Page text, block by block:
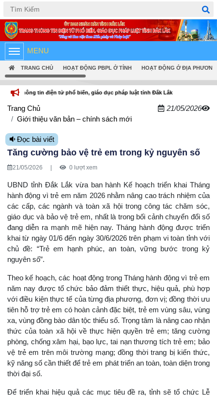
Tiếng Việt English
MENU
TRANG CHỦ HOẠT ĐỘNG PBPL Ở TỈNH HOẠT ĐỘNG Ở ĐỊA PHƯƠNG
điện tử phổ biến, giáo dục pháp luật tỉnh Đắk Lắk
Trang Chủ
Giới thiệu văn bản – chính sách mới
21/05/2026
Đọc bài viết
Tăng cường bảo vệ trẻ em trong kỷ nguyên số
21/05/2026 0 lượt xem
UBND tỉnh Đắk Lắk vừa ban hành Kế hoạch triển khai Tháng
hành động vì trẻ em năm 2026 nhằm nâng cao trách nhiệm của
các cấp, các ngành và toàn xã hội trong công tác chăm sóc,
giáo dục và bảo vệ trẻ em, nhất là trong bối cảnh chuyển đổi số
đang diễn ra mạnh mẽ hiện nay. Tháng hành động được triển
khai từ ngày 01/6 đến ngày 30/6/2026 trên phạm vi toàn tỉnh với
chủ đề: “Trẻ em hạnh phúc, an toàn, vững bước trong kỷ
nguyên số”.
Theo kế hoạch, các hoạt động trong Tháng hành động vì trẻ em
năm nay được tổ chức bảo đảm thiết thực, hiệu quả, phù hợp
với điều kiện thực tế của từng địa phương, đơn vị; đồng thời ưu
tiên hỗ trợ trẻ em có hoàn cảnh đặc biệt, trẻ em vùng sâu, vùng
xa, vùng đồng bào dân tộc thiểu số. Trọng tâm là nâng cao nhận
thức của toàn xã hội về thực hiện quyền trẻ em; tăng cường
phòng, chống xâm hại, bạo lực, tai nạn thương tích trẻ em; bảo
vệ trẻ em trên môi trường mạng; đồng thời trang bị kiến thức,
kỹ năng số cần thiết để trẻ em phát triển an toàn, toàn diện trong
thời đại số.
Để triển khai hiệu quả các mục tiêu đề ra, tỉnh sẽ tổ chức Lễ